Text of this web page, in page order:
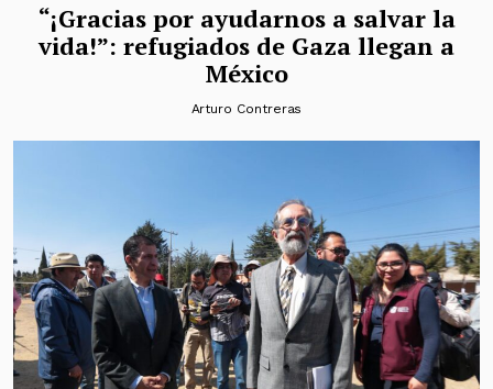
“¡Gracias por ayudarnos a salvar la
vida!”: refugiados de Gaza llegan a
México
Arturo Contreras